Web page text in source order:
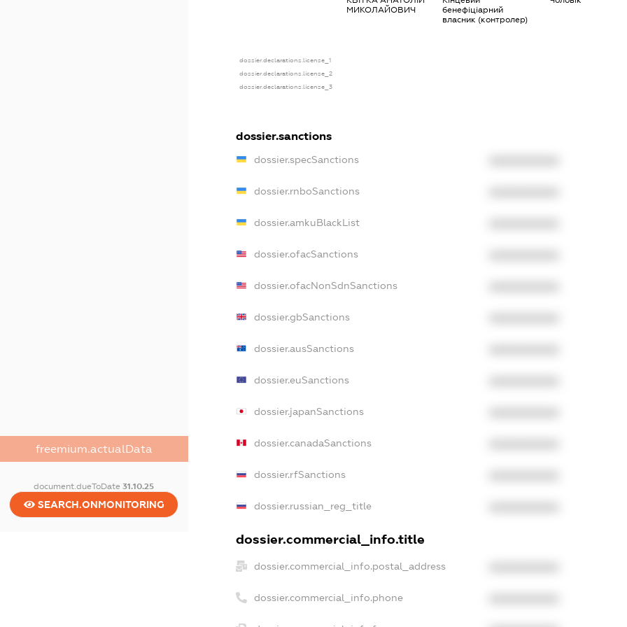
freemium.actualData
document.dueToDate31.10.25
SEARCH.ONMONITORING
МИКОЛАЙОВИЧ
бенефіціарний
власник (контролер)
dossier.declarations.license_1
dossier.declarations.license_2
dossier.declarations.license_3
dossier.sanctions
dossier.specSanctions
dossier.rnboSanctions
dossier.amkuBlackList
dossier.ofacSanctions
dossier.ofacNonSdnSanctions
dossier.gbSanctions
dossier.ausSanctions
dossier.euSanctions
dossier.japanSanctions
dossier.canadaSanctions
dossier.rfSanctions
dossier.russian_reg_title
dossier.commercial_info.title
dossier.commercial_info.postal_address
dossier.commercial_info.phone